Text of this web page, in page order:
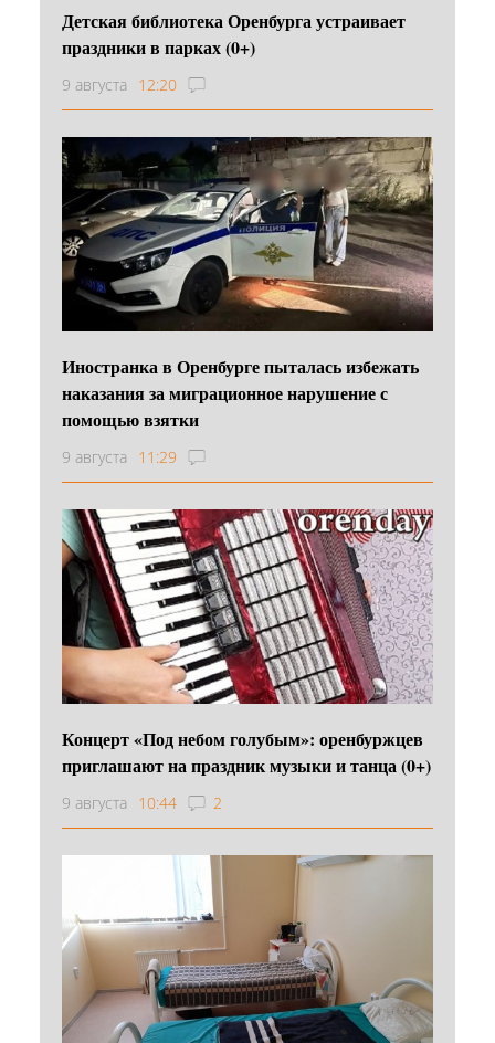
Детская библиотека Оренбурга устраивает
праздники в парках (0+)
9 августа 12:20
Иностранка в Оренбурге пыталась избежать
наказания за миграционное нарушение с
помощью взятки
9 августа 11:29
Концерт «Под небом голубым»: оренбуржцев
приглашают на праздник музыки и танца (0+)
9 августа 10:44 2